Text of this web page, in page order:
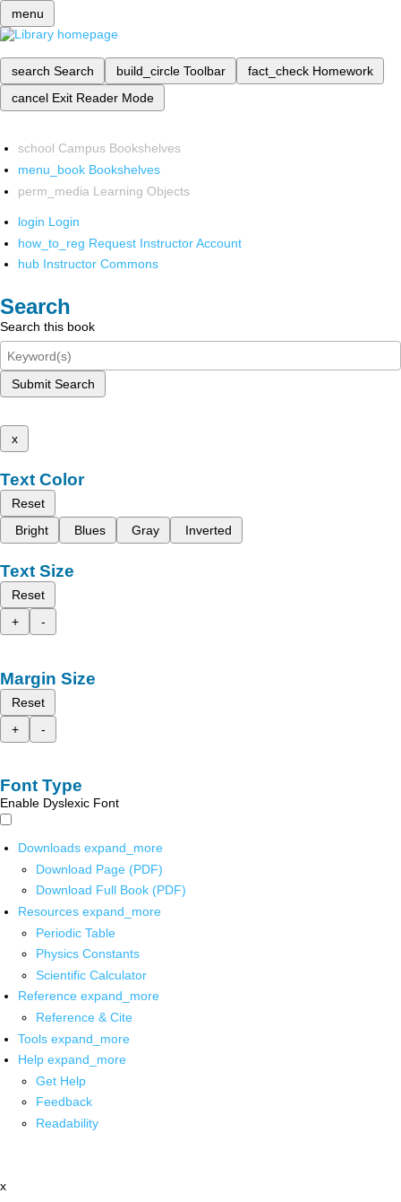
menu
search Search build_circle Toolbar fact_check Homework
cancel Exit Reader Mode
school Campus Bookshelves
menu_book Bookshelves
perm_media Learning Objects
login Login
how_to_reg Request Instructor Account
hub Instructor Commons
Search
Search this book
Submit Search
x
Text Color
Reset
Bright
Blues Gray Inverted
Text Size
Reset
+
-
Margin Size
Reset
+
-
Font Type
Enable Dyslexic Font
Downloads expand_more
Download Page (PDF)
Download Full Book (PDF)
Resources expand_more
Periodic Table
Physics Constants
Scientific Calculator
Reference expand_more
Reference & Cite
Tools expand_more
Help expand_more
Get Help
Feedback
Readability
x